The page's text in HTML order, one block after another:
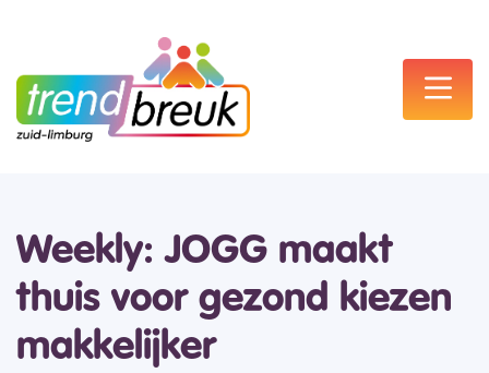
Weekly: JOGG maakt
thuis voor gezond kiezen
makkelijker